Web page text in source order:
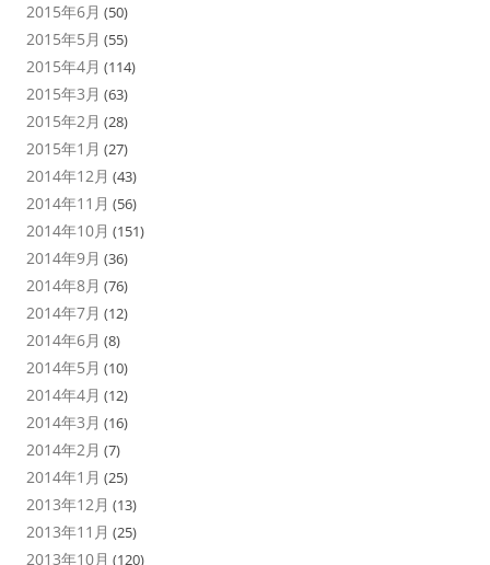
2015年6月 (50)
2015年5月 (55)
2015年4月 (114)
2015年3月 (63)
2015年2月 (28)
2015年1月 (27)
2014年12月 (43)
2014年11月 (56)
2014年10月 (151)
2014年9月 (36)
2014年8月 (76)
2014年7月 (12)
2014年6月 (8)
2014年5月 (10)
2014年4月 (12)
2014年3月 (16)
2014年2月 (7)
2014年1月 (25)
2013年12月 (13)
2013年11月 (25)
2013年10月 (120)